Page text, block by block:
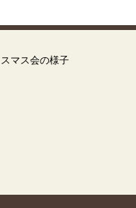
マス会の様子